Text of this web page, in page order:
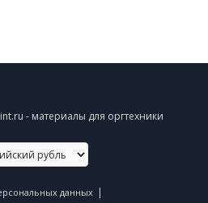
- материалы для оргтехники
данных |